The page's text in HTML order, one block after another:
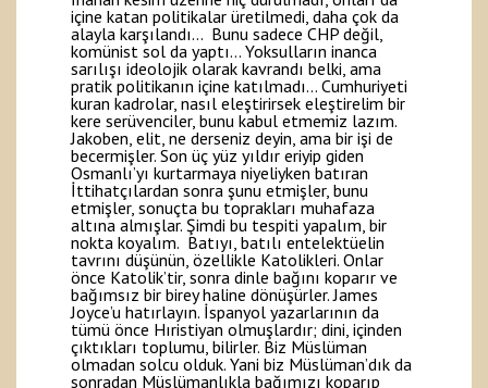
içine katan politikalar üretilmedi, daha çok da
alayla karşılandı… Bunu sadece CHP değil,
komünist sol da yaptı… Yoksulların inanca
sarılışı ideolojik olarak kavrandı belki, ama
pratik politikanın içine katılmadı… Cumhuriyeti
kuran kadrolar, nasıl eleştirirsek eleştirelim bir
kere serüvenciler, bunu kabul etmemiz lazım.
Jakoben, elit, ne derseniz deyin, ama bir işi de
becermişler. Son üç yüz yıldır eriyip giden
Osmanlı’yı kurtarmaya niyeliyken batıran
İttihatçılardan sonra şunu etmişler, bunu
etmişler, sonuçta bu toprakları muhafaza
altına almışlar. Şimdi bu tespiti yapalım, bir
nokta koyalım. Batıyı, batılı entelektüelin
tavrını düşünün, özellikle Katolikleri. Onlar
önce Katolik’tir, sonra dinle bağını koparır ve
bağımsız bir birey haline dönüşürler. James
Joyce’u hatırlayın. İspanyol yazarlarının da
tümü önce Hıristiyan olmuşlardır; dini, içinden
çıktıkları toplumu, bilirler. Biz Müslüman
olmadan solcu olduk. Yani biz Müslüman’dık da
sonradan Müslümanlıkla bağımızı koparıp